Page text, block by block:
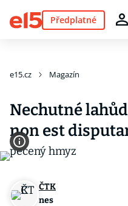
Předplatné
e15.cz Magazín
Nechutné
non est
ČTK
nes